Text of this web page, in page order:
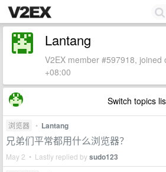
Lantang
V2EX member #597918,
+08:00
Switch topics
浏览器 • Lantang
兄弟们平常都用什么浏览器？
May 2 • Lastly replied bysudo123